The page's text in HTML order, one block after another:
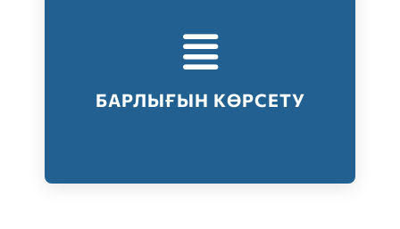
БАРЛЫҒЫН КӨРСЕТУ
Тестілеудің барлық түрлері
Барлығын көрсету